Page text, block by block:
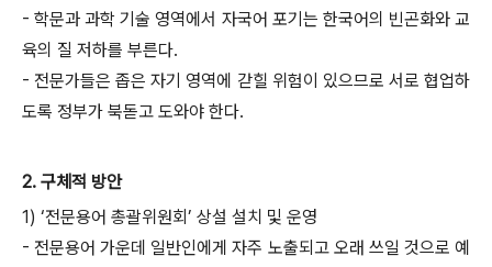
- 학문과 과학 기술 영역에서 자국어 포기는 한국어의 빈곤화와 교
육의 질 저하를 부른다.
- 전문가들은 좁은 자기 영역에 갇힐 위험이 있으므로 서로 협업하
도록 정부가 북돋고 도와야 한다.
2. 구체적 방안
1) ‘전문용어 총괄위원회’ 상설 설치 및 운영
- 전문용어 가운데 일반인에게 자주 노출되고 오래 쓰일 것으로 예